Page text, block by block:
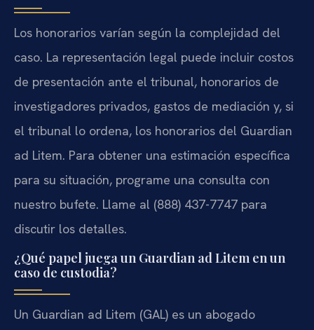
Los honorarios varían según la complejidad del
caso. La representación legal puede incluir costos
de presentación ante el tribunal, honorarios de
investigadores privados, gastos de mediación y, si
el tribunal lo ordena, los honorarios del Guardian
ad Litem. Para obtener una estimación específica
para su situación, programe una consulta con
nuestro bufete. Llame al (888) 437-7747 para
discutir los detalles.
¿Qué papel juega un Guardian ad Litem en un
caso de custodia?
Un Guardian ad Litem (GAL) es un abogado